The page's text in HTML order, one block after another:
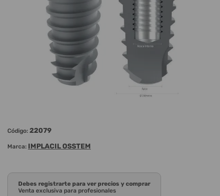
Código: 22079
Marca: IMPLACIL OSSTEM
Debes registrarte para ver precios y comprar
Venta exclusiva para profesionales